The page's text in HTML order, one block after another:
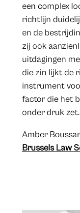
een complex
richtlijn
en de
zij ook
uitdagingen
die zin lijkt de
instrument
factor die het
onder druk zet.
Amber
Brussels Law